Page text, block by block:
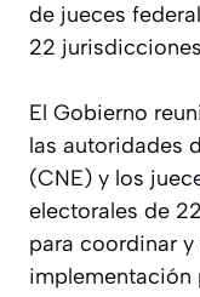
de jueces
22
El Gobierno
las autoridades
(CNE) y los
electorales de
para coordinar
implementación